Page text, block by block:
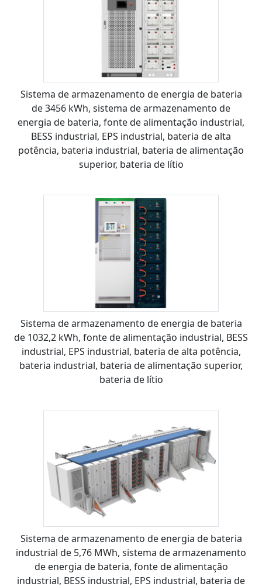
Sistema de armazenamento de energia de bateria
de 3456 kWh, sistema de armazenamento de
energia de bateria, fonte de alimentação industrial,
BESS industrial, EPS industrial, bateria de alta
potência, bateria industrial, bateria de alimentação
superior, bateria de lítio
Sistema de armazenamento de energia de bateria
de 1032,2 kWh, fonte de alimentação industrial, BESS
industrial, EPS industrial, bateria de alta potência,
bateria industrial, bateria de alimentação superior,
bateria de lítio
Sistema de armazenamento de energia de bateria
industrial de 5,76 MWh, sistema de armazenamento
de energia de bateria, fonte de alimentação
industrial, BESS industrial, EPS industrial, bateria de